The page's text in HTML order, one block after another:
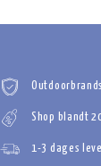
Shop blandt
1-3 dages